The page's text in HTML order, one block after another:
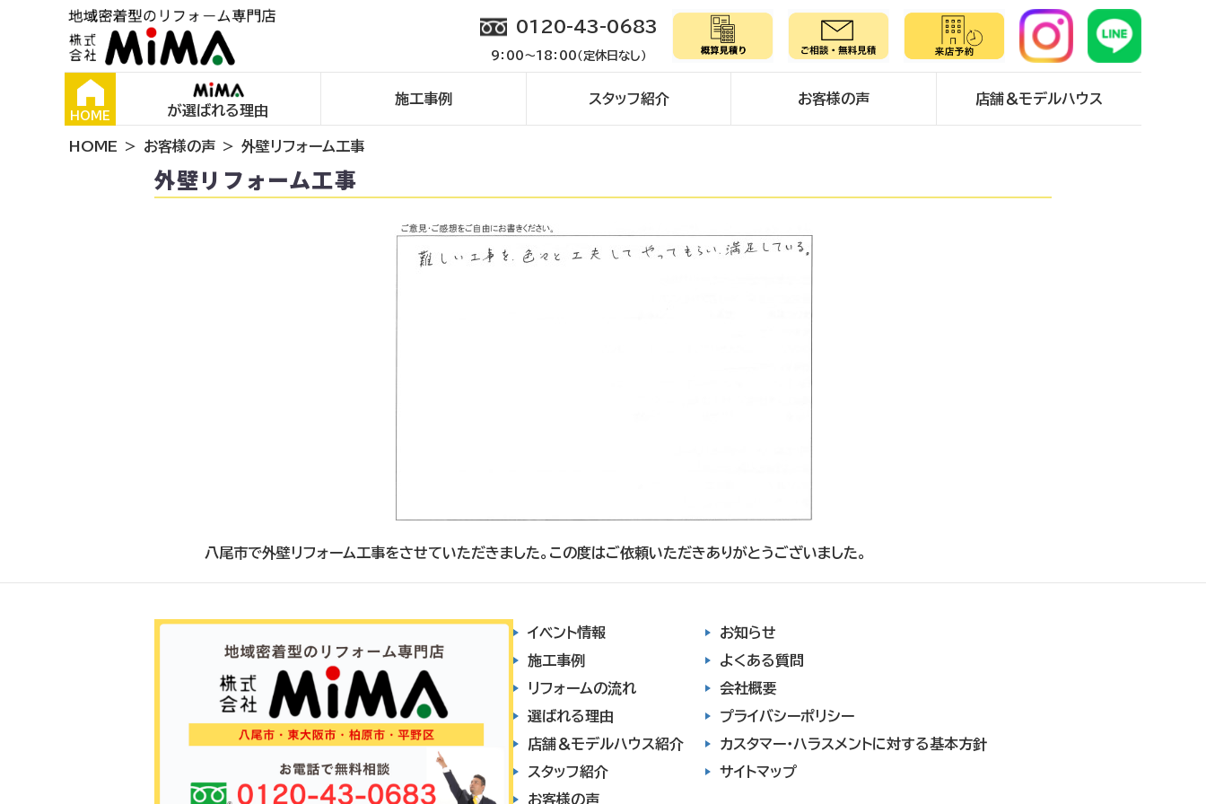
0120-43-0683
9：00～18：00（定休日なし）
HOME が選ばれる理由
施工事例 スタッフ紹介 お客様の声 店舗＆モデルハウス
HOME お客様の声 外壁リフォーム工事
外壁リフォーム工事
八尾市で外壁リフォーム工事をさせていただきました。この度はご依頼いただきありがとうございました。
イベント情報
施工事例
リフォームの流れ
選ばれる理由
店舗＆モデルハウス紹介
スタッフ紹介
お客様の声
お知らせ
よくある質問
会社概要
プライバシーポリシー
カスタマー・ハラスメントに対する基本方針
サイトマップ